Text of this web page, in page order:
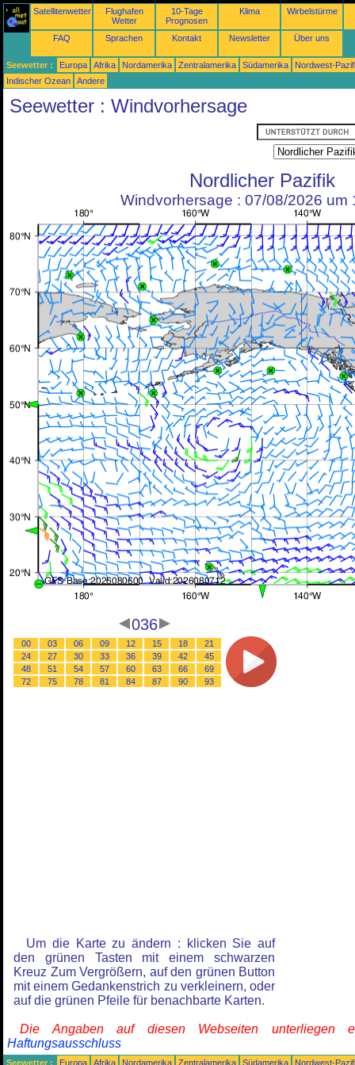
Satellitenwetter
Flughafen
Wetter
10-Tage
Prognosen
Klima Wirbelstürme
FAQ Sprachen Kontakt Newsletter Über uns
Seewetter : Europa Afrika Nordamerika Zentralamerika Südamerika
Nordwest-
Indischer Ozean
Andere
Seewetter : Windvorhersage
Nordlicher Pazifik
Windvorhersage : 07/08/2026 um
036
00 03 06 09 12 15 18
21
24
27 30 33 36 39 42
45
48
51 54 57 60 63 66
69
72
75 78 81 84 87 90 93
Um die Karte zu ändern : klicken Sie auf
den grünen Tasten mit einem schwarzen
Kreuz Zum Vergrößern, auf den grünen Button
mit einem Gedankenstrich zu verkleinern, oder
auf die grünen Pfeile für benachbarte Karten.
Die Angaben auf diesen Webseiten unterliegen
Haftungsausschluss
Seewetter : Europa Afrika Nordamerika Zentralamerika Südamerika
Nordwest-